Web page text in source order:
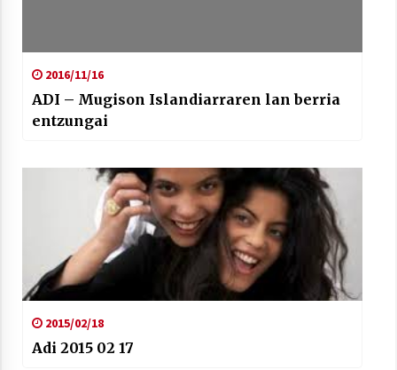
Arrosaren laburpen bideoa Hamaika
2016/11/16
ADI – Mugison Islandiarraren lan berria
entzungai
2015/02/18
Adi 2015 02 17